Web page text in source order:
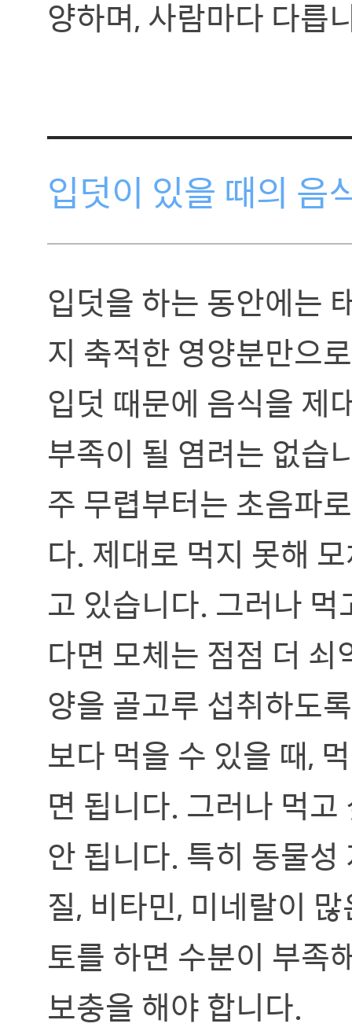
양하며, 사람마다 다릅
입덧이 있을 때의 음
입덧을 하는 동안에는
지 축적한 영양분만으
입덧 때문에 음식을 제
부족이 될 염려는 없습
주 무렵부터는 초음파
다. 제대로 먹지 못해
고 있습니다. 그러나
다면 모체는 점점 더
양을 골고루 섭취하도
보다 먹을 수 있을 때,
면 됩니다. 그러나 먹
안 됩니다. 특히 동물
질, 비타민, 미네랄이
토를 하면 수분이 부족
보충을 해야 합니다.